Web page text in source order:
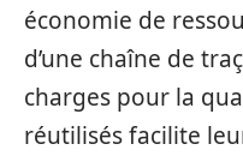
économie de
d’une chaîne de
charges pour la
réutilisés facilite